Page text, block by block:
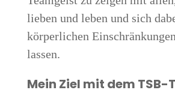
lie­ben und leben und sich
kör­per­li­chen
lassen.
Mein Ziel mit dem TSB-